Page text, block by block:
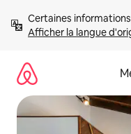
directement
Afficher la langue